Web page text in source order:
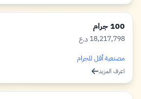
100 جرام
18,217,798 دينار
د.ع
مصنعية أقل للجرام
اعرف المزيد